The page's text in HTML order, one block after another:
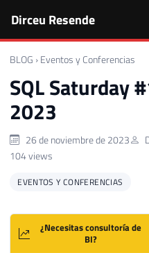
Dirceu Resende
BLOG › Eventos y Conferencias
SQL Saturday
2023
26 de noviembre de 2023
104 views
EVENTOS Y CONFERENCIAS
¿Necesitas consultoría de
BI?